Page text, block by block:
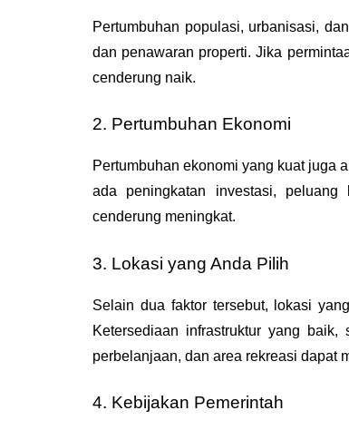
Pertumbuhan populasi, urbanisasi,
dan penawaran properti. Jika
cenderung naik.
2. Pertumbuhan Ekonomi
Pertumbuhan ekonomi yang kuat juga
ada peningkatan investasi, peluang
cenderung meningkat.
3. Lokasi yang Anda Pilih
Selain dua faktor tersebut, lokasi
Ketersediaan infrastruktur yang
perbelanjaan, dan area rekreasi dapat
4. Kebijakan Pemerintah